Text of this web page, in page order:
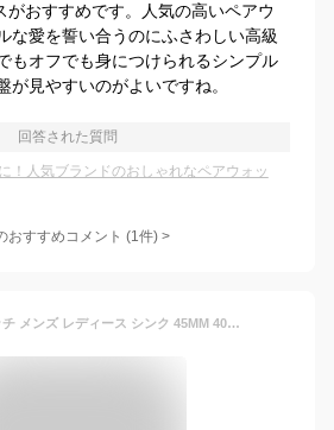
がおすすめです。人気の高いペアウ
な愛を誓い合うのにふさわしい高級
もオフでも身につけられるシンプル
が見やすいのがよいですね。
回答された質問
！人気ブランドのおしゃれなペアウォッ
おすすめコメント (1件) >
グッチ ペアウォッチ メンズ レディース シンク 45MM 40MM 腕時計 GG ロゴ カジュアル 存在感 機能性 軽量 GUCCI SYNC 誕生日 プレゼント クリスマス バレンタイン ホワイトデー